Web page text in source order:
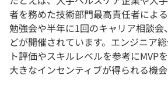
者を務めた技術部門最高責任者によ
勉強会や半年に1回のキャリア相談会
どが開催されています。エンジニア
ト評価やスキルレベルを参考にMVP
大きなインセンティブが得られる機会